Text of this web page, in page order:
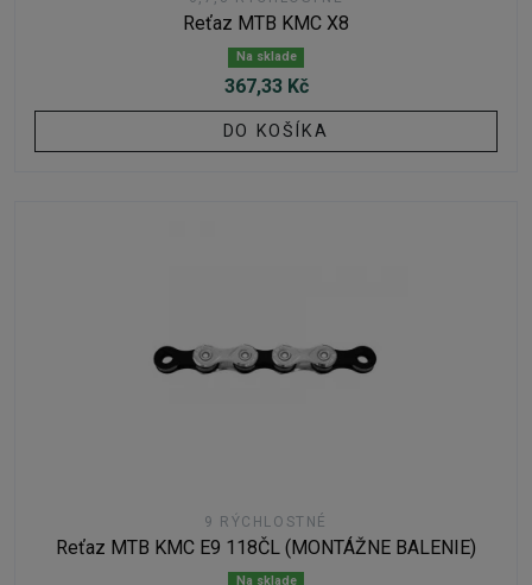
Reťaz MTB KMC X8
Na sklade
367,33 Kč
DO KOŠÍKA
9 RÝCHLOSTNÉ
Reťaz MTB KMC E9 118ČL (MONTÁŽNE BALENIE)
Na sklade